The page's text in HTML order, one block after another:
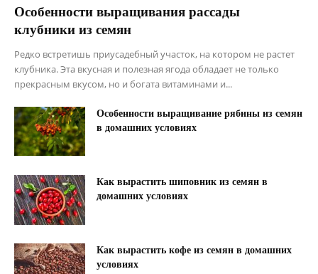
Особенности выращивания рассады
клубники из семян
Редко встретишь приусадебный участок, на котором не растет
клубника. Эта вкусная и полезная ягода обладает не только
прекрасным вкусом, но и богата витаминами и...
Особенности выращивание рябины из семян
в домашних условиях
Как вырастить шиповник из семян в
домашних условиях
Как вырастить кофе из семян в домашних
условиях